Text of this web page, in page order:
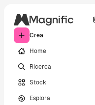
Crea
Home
Ricerca
Stock
Esplora